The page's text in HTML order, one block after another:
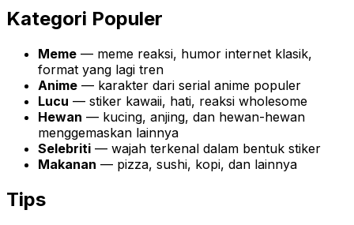
Kategori Populer
Meme — meme reaksi, humor internet klasik,
format yang lagi tren
Anime — karakter dari serial anime populer
Lucu — stiker kawaii, hati, reaksi wholesome
Hewan — kucing, anjing, dan hewan-hewan
menggemaskan lainnya
Selebriti — wajah terkenal dalam bentuk stiker
Makanan — pizza, sushi, kopi, dan lainnya
Tips